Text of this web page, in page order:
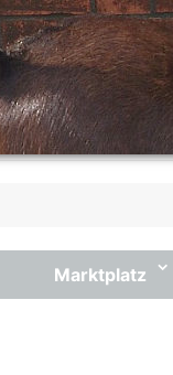
Marktplatz